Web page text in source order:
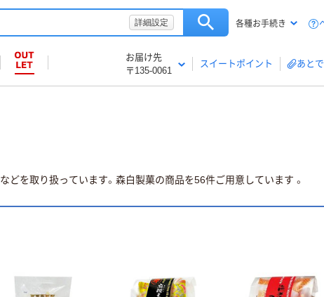
詳細設定 各種お手続き
お届け先
〒135-0061
スイートポイント あと
どを取り扱っています。森白製菓の商品を56件ご用意しています 。